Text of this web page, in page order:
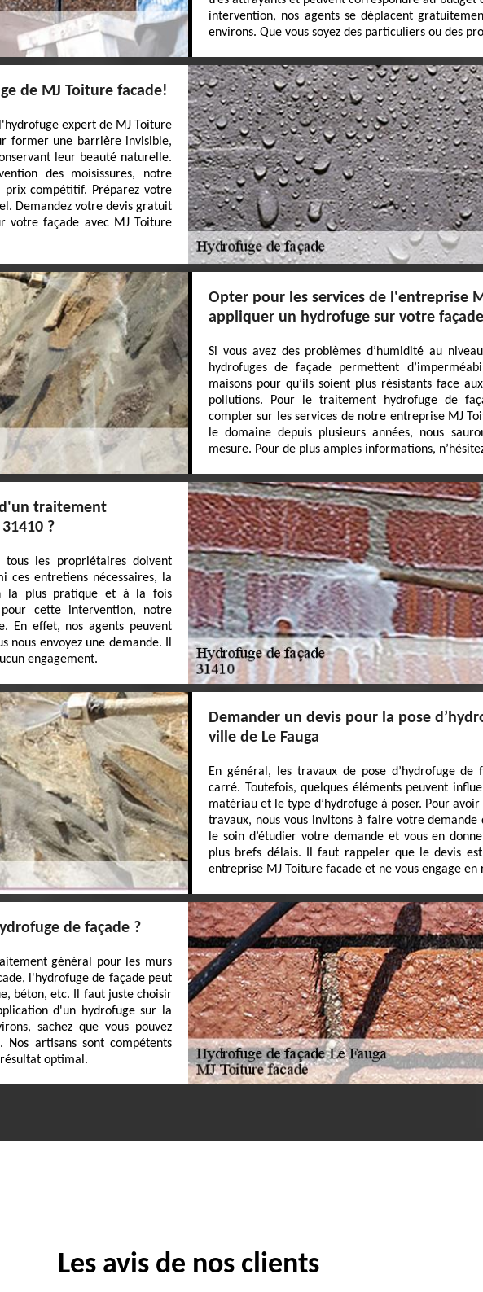
intervention, nos agents se déplacent
environs. Que vous soyez des particuliers ou des
de MJ Toiture facade!
expert de MJ Toiture
former une barrière invisible,
leur beauté naturelle.
des moisissures, notre
prix compétitif. Préparez votre
Demandez votre devis gratuit
votre façade avec MJ Toiture
Opter pour les services de l'entreprise
appliquer un hydrofuge sur votre façade
Si vous avez des problèmes d’humidité au
hydrofuges de façade permettent
maisons pour qu’ils soient plus résistants face
pollutions. Pour le traitement hydrofuge de
compter sur les services de notre entreprise MJ
le domaine depuis plusieurs années, nous
mesure. Pour de plus amples informations,
traitement
?
les propriétaires doivent
ces entretiens nécessaires, la
la plus pratique et à la fois
cette intervention, notre
En effet, nos agents peuvent
envoyez une demande. Il
engagement.
Demander un devis pour la pose
ville de Le Fauga
En général, les travaux de pose d’hydrofuge
carré. Toutefois, quelques éléments peuvent
matériau et le type d’hydrofuge à poser. Pour
travaux, nous vous invitons à faire votre demande
le soin d’étudier votre demande et vous en
plus brefs délais. Il faut rappeler que le devis
entreprise MJ Toiture facade et ne vous engage en
de façade ?
général pour les murs
l'hydrofuge de façade peut
béton, etc. Il faut juste choisir
d'un hydrofuge sur la
sachez que vous pouvez
artisans sont compétents
optimal.
Les avis de nos clients